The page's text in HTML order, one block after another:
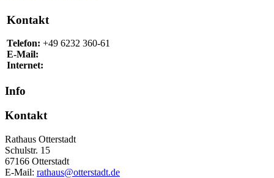
Kontakt
Telefon: +49 6232 360-61
E-Mail:
Internet:
Info
Kontakt
Rathaus Otterstadt
Schulstr. 15
67166 Otterstadt
E-Mail: rathaus@otterstadt.de